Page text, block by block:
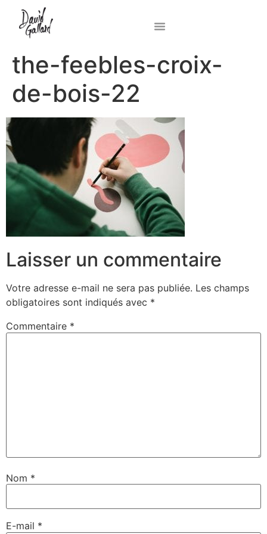
the-feebles-croix-
de-bois-22
Laisser un commentaire
Votre adresse e-mail ne sera pas publiée. Les champs
obligatoires sont indiqués avec *
Commentaire *
Nom *
E-mail *